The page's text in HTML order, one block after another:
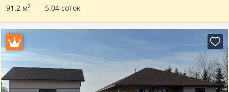
91.2 м2 5.04 соток